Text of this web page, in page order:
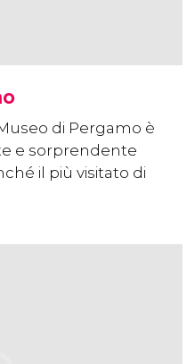
di Pergamo è
e sorprendente
il più visitato di